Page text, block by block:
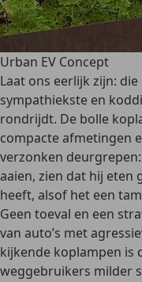
Urban EV Concept
Laat ons eerlijk zijn:
sympathiekste en
rondrijdt. De bolle
compacte afmetingen
verzonken
aaien, zien dat hij eten
heeft, alsof het een
Geen toeval en een
van auto’s met
kijkende koplampen is
weggebruikers milder